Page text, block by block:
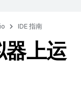
IDE 指南
上运